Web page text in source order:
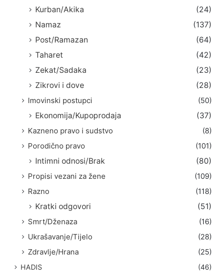
Kurban/Akika
(24)
Namaz
(137)
Post/Ramazan
(64)
Taharet
(42)
Zekat/Sadaka
(23)
Zikrovi i dove
(28)
Imovinski postupci
(50)
Ekonomija/Kupoprodaja
(37)
Kazneno pravo i sudstvo
(8)
Porodično pravo
(101)
Intimni odnosi/Brak
(80)
Propisi vezani za žene
(109)
Razno
(118)
Kratki odgovori
(51)
Smrt/Dženaza
(16)
Ukrašavanje/Tijelo
(28)
Zdravlje/Hrana
(25)
HADIS (46)